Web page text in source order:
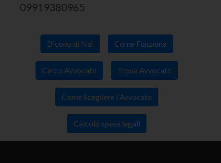
09919380965
Dicono di Noi Come Funziona
Cerco Avvocato Trova Avvocato
Come Scegliere l'Avvocato
Calcolo spese legali